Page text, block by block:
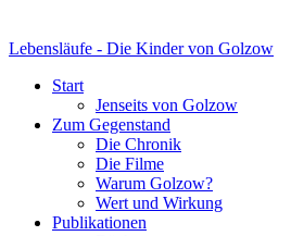
Lebensläufe - Die Kinder von Golzow
Start
Jenseits von Golzow
Zum Gegenstand
Die Chronik
Die Filme
Warum Golzow?
Wert und Wirkung
Publikationen